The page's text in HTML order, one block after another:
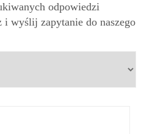
odpowiedzi
i wyślij zapytanie do naszego